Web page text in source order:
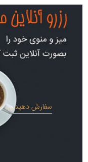
سفارش دهید...